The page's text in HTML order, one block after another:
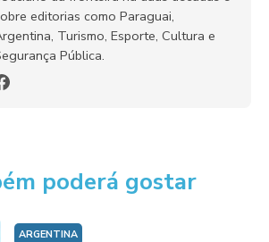
editorias como Paraguai,
Turismo, Esporte, Cultura e
Pública.
poderá gostar
ARGENTINA